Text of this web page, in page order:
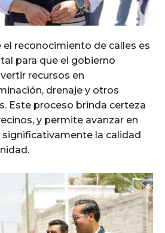
el reconocimiento de calles es
para que el gobierno
recursos en
drenaje y otros
Este proceso brinda certeza
y permite avanzar en
significativamente la calidad